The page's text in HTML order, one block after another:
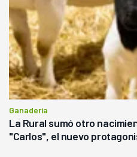
Ganadería
La Rural sumó otro
"Carlos", el nuevo